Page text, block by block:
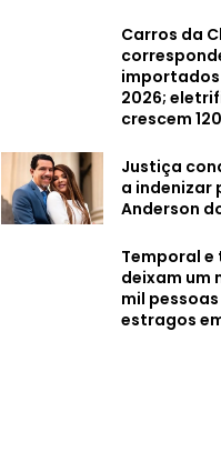
Carros da
importados
2026;
crescem
Justiça
a indenizar
Anderson
Temporal e
deixam um
mil
estragos